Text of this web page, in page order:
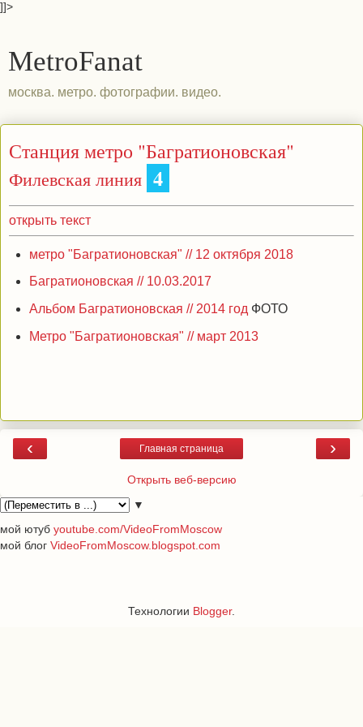
]]>
MetroFanat
москва. метро. фотографии. видео.
Станция метро "Багратионовская"
Филевская линия 4
открыть текст
метро "Багратионовская" // 12 октября 2018
Багратионовская // 10.03.2017
Альбом Багратионовская // 2014 год ФОТО
Метро "Багратионовская" // март 2013
‹ ›
Главная страница
Открыть веб-версию
▼
мой ютуб youtube.com/VideoFromMoscow
мой блог VideoFromMoscow.blogspot.com
Технологии Blogger.